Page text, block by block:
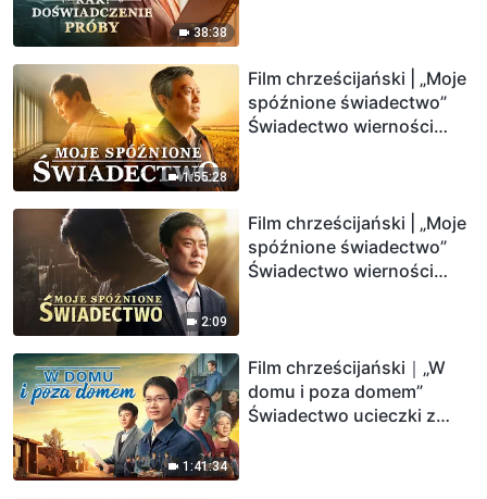
38:38
1:55:28
Film chrześcijański | „Moje
spóźnione świadectwo”
Świadectwo wierności
2:09
Film chrześcijański | „Moje
spóźnione świadectwo”
Świadectwo wierności
1:41:34
Film chrześcijański｜„W
domu i poza domem”
Świadectwo ucieczki z